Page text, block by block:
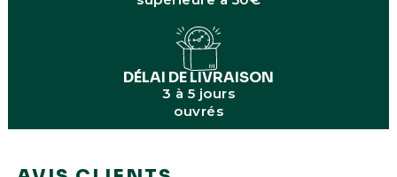
DÉLAI DE LIVRAISON
3 à 5 jours
ouvrés